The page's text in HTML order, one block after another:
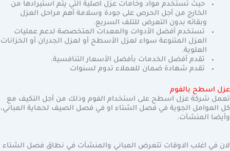
حيث تستخدم مواد وخامات عزل اصلية التي يتم استيرادها من
الخارج من أجل الحرص على جودة وسلامة أهم مراحل العزل
وبقائه بدون التعرض للتلف السريع.
تستخدم أفضل الأدوات والمعدات المتخصصة لدعم عمليات
العزل المتنوعة سواء لعزل الأسطح أو لعزل الجدران أو الخزانات
العلوية.
تقدم أفضل الخدمات بأفضل الأسعار التنافسية.
تقدم شهادة ضمان للعملاء تدوم لسنوات
عزل اسطح بالفوم
تعمل شركة عزل اسطح على استخدام الفوم وذلك من أجل التكيف مع
كل العوامل الجوية في فصل الشتاء او في فصل الصيف لحماية المباني،
وأيضا المنشآت.
لان في اغلب الاوقات تتعرض المباني والمنشآت في نطاق فصل الشتاء